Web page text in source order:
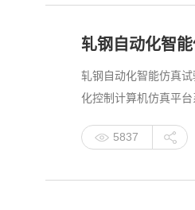
轧钢自动化智
轧钢自动化智能仿真
化控制计算机仿真平台
5837